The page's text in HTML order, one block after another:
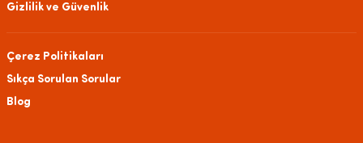
Gizlilik ve Güvenlik
Çerez Politikaları
Sıkça Sorulan Sorular
Blog